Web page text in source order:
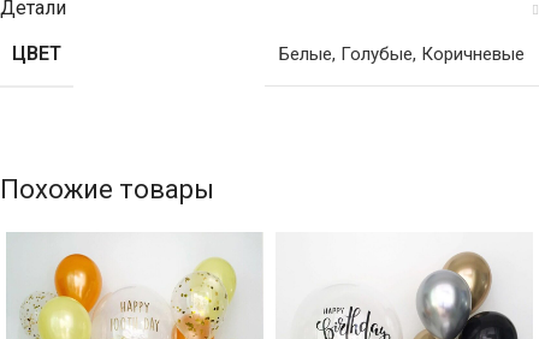
Детали
ЦВЕТ
Белые, Голубые, Коричневые
Похожие товары